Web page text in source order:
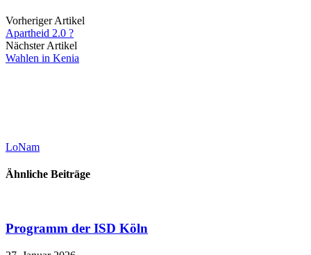
Vorheriger Artikel
Apartheid 2.0 ?
Nächster Artikel
Wahlen in Kenia
LoNam
Ähnliche Beiträge
Programm der ISD Köln